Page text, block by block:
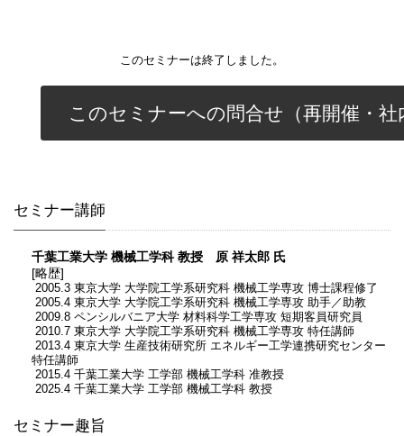
このセミナーは終了しました。
このセミナーへの問合せ（再開催・社
セミナー講師
千葉工業大学 機械工学科 教授 原 祥太郎 氏
[略歴]
2005.3 東京大学 大学院工学系研究科 機械工学専攻 博士課程修了
2005.4 東京大学 大学院工学系研究科 機械工学専攻 助手／助教
2009.8 ペンシルバニア大学 材料科学工学専攻 短期客員研究員
2010.7 東京大学 大学院工学系研究科 機械工学専攻 特任講師
2013.4 東京大学 生産技術研究所 エネルギー工学連携研究センター
特任講師
2015.4 千葉工業大学 工学部 機械工学科 准教授
2025.4 千葉工業大学 工学部 機械工学科 教授
セミナー趣旨